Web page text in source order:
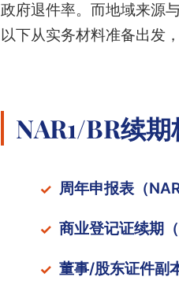
政府退件率。而地域来源
以下从实务材料准备出发
NAR1/BR续
周年申报表（
商业登记证续期
董事/股东证件副